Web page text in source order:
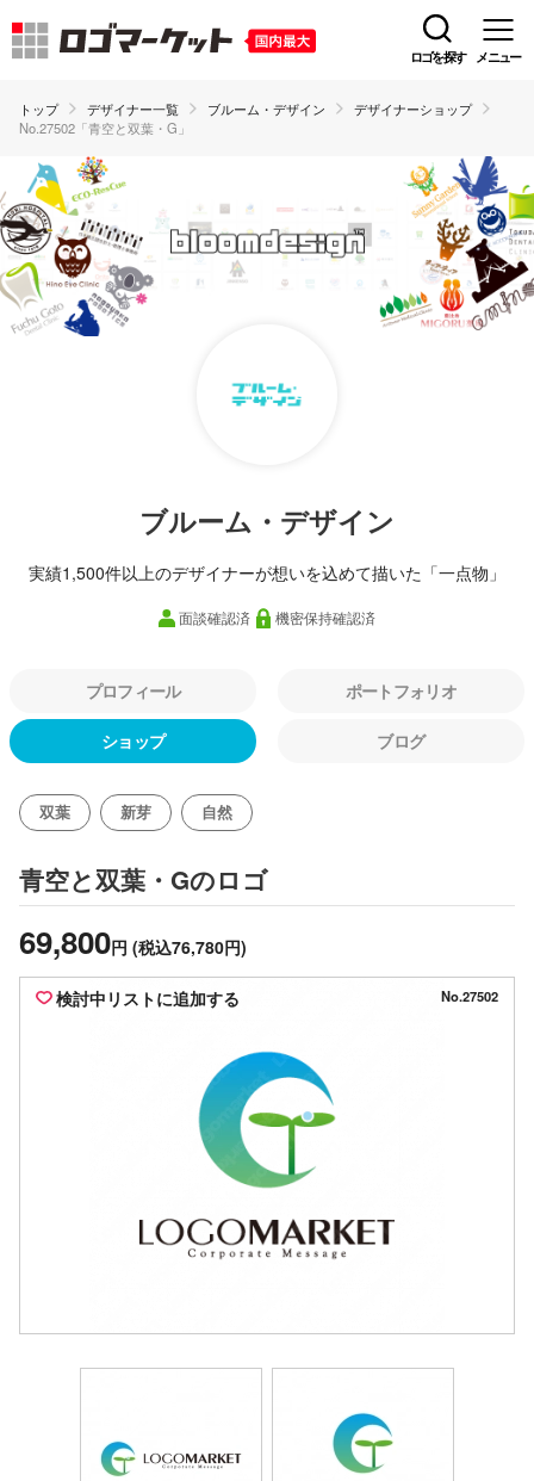
ロゴを探す メニュー
トップ デザイナー一覧 ブルーム・デザイン
デザイナーショップ
No.27502「青空と双葉・G」
ブルーム・デザイン
実績1,500件以上のデザイナーが想いを込めて描いた「一点物」
面談確認済 機密保持確認済
プロフィール ポートフォリオ
ショップ ブログ
双葉 新芽 自然
青空と双葉・Gのロゴ
69,800円 (税込76,780円)
検討中リストに追加する No.27502